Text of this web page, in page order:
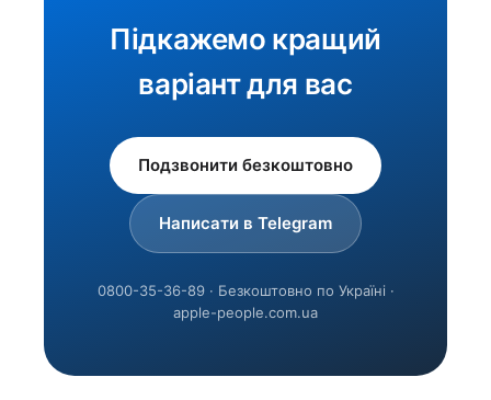
Підкажемо кращий
варіант для вас
Подзвонити безкоштовно
Написати в Telegram
0800-35-36-89 · Безкоштовно по Україні ·
apple-people.com.ua